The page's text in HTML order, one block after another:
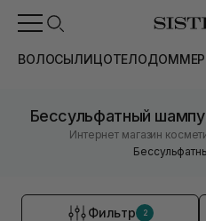
ВОЛОСЫЛИЦОТЕЛОДОМ
Бессульфатный
Интернет магазин
Фильтр 2